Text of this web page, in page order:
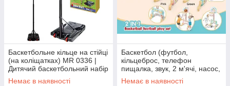
Баскетбольне кільце на стійці
(на коліщатках) MR 0336 |
Дитячий баскетбольний набір
Немає в наявності
Баскетбол (футбол,
кільцеброс, телефон
пищалка, звук, 2 м'ячі, насос,
світло) 1101
Немає в наявності